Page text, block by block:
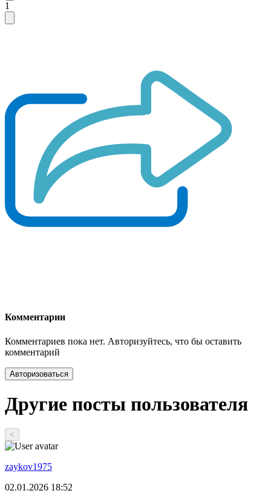
1
Комментарии
Комментариев пока нет. Авторизуйтесь, что бы оставить
комментарий
Авторизоваться
Другие посты пользователя
<
zaykov1975
02.01.2026 18:52